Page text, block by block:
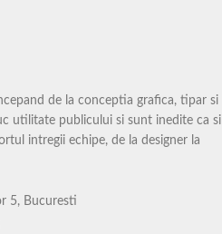
de la conceptia grafica, tipar si
utilitate publicului si sunt inedite ca si
intregii echipe, de la designer la
5, Bucuresti